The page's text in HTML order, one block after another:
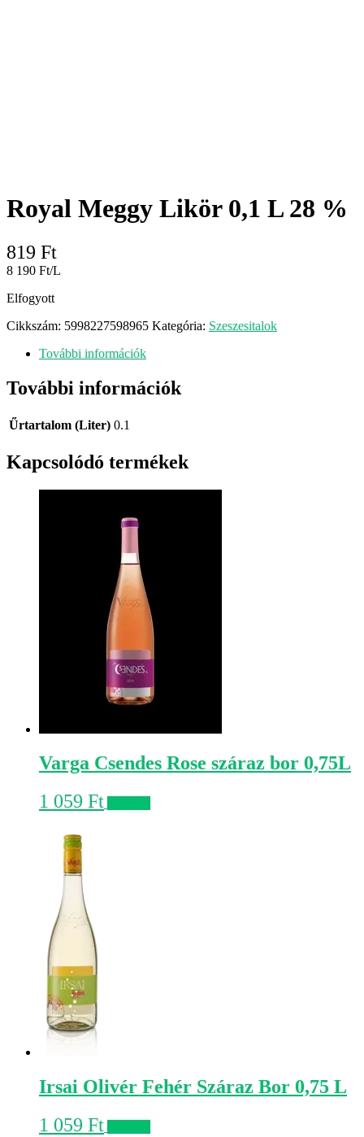
Royal Meggy Likör 0,1 L 28 %
819 Ft
8 190 Ft/L
Elfogyott
Cikkszám: 5998227598965 Kategória: Szeszesitalok
További információk
További információk
Űrtartalom (Liter) 0.1
Kapcsolódó termékek
Varga Csendes Rose száraz bor 0,75L
1 059 Ft
Irsai Olivér Fehér Száraz Bor 0,75 L
1 059 Ft